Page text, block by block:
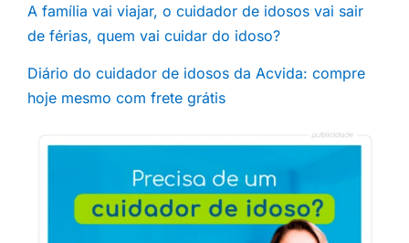
A família vai viajar, o cuidador de idosos vai sair
de férias, quem vai cuidar do idoso?
Diário do cuidador de idosos da Acvida: compre
hoje mesmo com frete grátis